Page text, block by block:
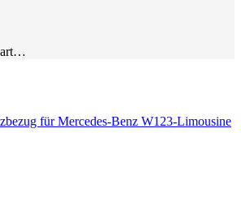
für Mercedes-Benz W123-Limousine